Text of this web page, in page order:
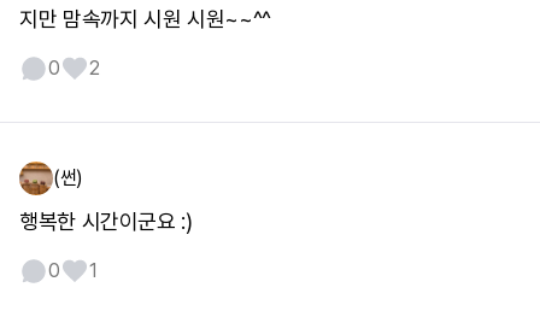
지만 맘속까지 시원 시원~~^^
0 2
(썬)
행복한 시간이군요 :)
0 1